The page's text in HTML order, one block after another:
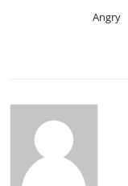
Angry